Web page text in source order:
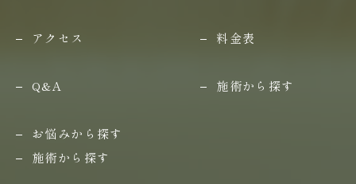
アクセス 料金表
Q&A 施術から探す
お悩みから探す
施術から探す